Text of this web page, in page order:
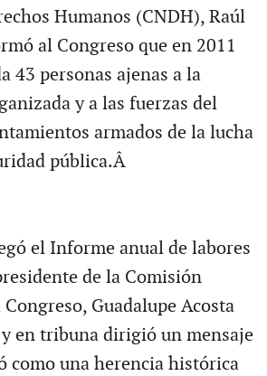
Humanos (CNDH), Raúl
al Congreso que en 2011
43 personas ajenas a la
y a las fuerzas del
armados de la lucha
pública.Â
el Informe anual de labores
de la Comisión
Guadalupe Acosta
en tribuna dirigió un mensaje
como una herencia histórica